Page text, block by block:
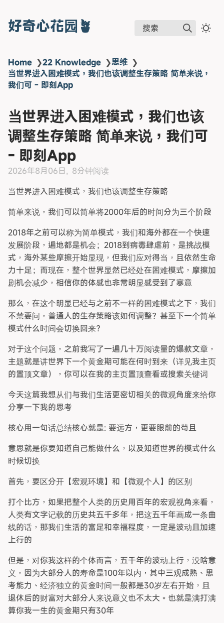
好奇心花园🪴 搜索
Home ❯22 Knowledge ❯思维 ❯
当世界进入困难模式，我们也该调整生存策略 简单来说，
我们可 - 即刻App
当世界进入困难模式，我们也该
调整生存策略 简单来说，我们可
- 即刻App
2026年8月06日
8分钟阅读
当世界进入困难模式，我们也该调整生存策略
简单来说，我们可以简单将2000年后的时间分为三个阶段
2018年之前可以称为简单模式，我们和海外都在一个快速
发展阶段，遍地都是机会；2018到病毒肆虐前，是挑战模
式，海外某些摩擦开始显现，但我们应对得当，且依然生命
力十足；而现在，整个世界显然已经处在困难模式，摩擦加
剧机会减少，相信你的体感也非常明显感受到了寒意
那么，在这个明显已经与之前不一样的困难模式之下，我们
不禁要问，普通人的生存策略该如何调整？甚至下一个简单
模式什么时间会切换回来？
对于这个问题，之前我写了一遍几十万阅读量的爆款文章，
主题就是讲世界下一个黄金期可能在何时到来（详见我主页
的置顶文章），你可以在我的主页置顶查看或搜索关键词
今天这篇我想从们与我们生活更密切相关的微观角度来给你
分享一下我的思考
核心用一句话总结核心就是: 要远方，更要眼前的苟且
意思就是你要知道自己能做什么，以及知道世界的模式什么
时候切换
首先，要区分开【宏观环境】和【微观个人】的区别
打个比方，如果把整个人类的历史用百年的宏观视角来看，
人类有文字记载的历史共五千多年，把这五千年画成一条曲
线的话，那我们生活的富足和幸福程度，一定是波动且加速
上行的
但是，对你我这样的个体而言，五千年的波动上行，没啥意
义，因为大部分人的寿命是100年以内，其中三观成熟、思
考能力、经济独立的黄金时间一般都是30岁左右开始，且
退休后的财富对大部分人来说意义也不太大。也就是满打满
算你我一生的黄金期只有30年